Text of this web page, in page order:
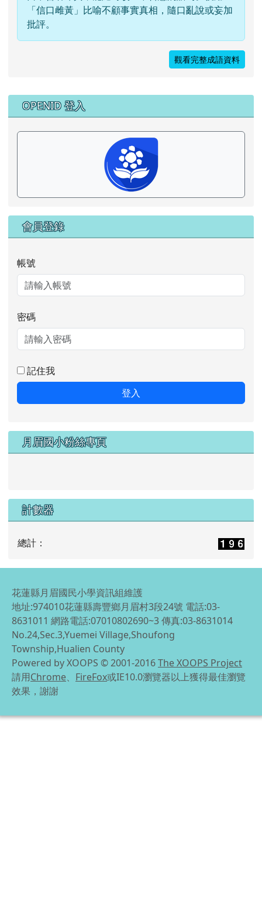
「信口雌黃」比喻不顧事實真相，隨口亂說或妄加
批評。
觀看完整成語資料
右邊區域內容
OPENID 登入
會員登錄
帳號
密碼
記住我
登入
月眉國小粉絲專頁
計數器
總計：
花蓮縣月眉國民小學資訊組維護
地址:974010花蓮縣壽豐鄉月眉村3段24號 電話:03-
8631011 網路電話:07010802690~3 傳真:03-8631014
No.24,Sec.3,Yuemei Village,Shoufong
Township,Hualien County
Powered by XOOPS © 2001-2016The XOOPS Project
請用Chrome、 FireFox或IE10.0瀏覽器以上獲得最佳瀏覽
效果，謝謝